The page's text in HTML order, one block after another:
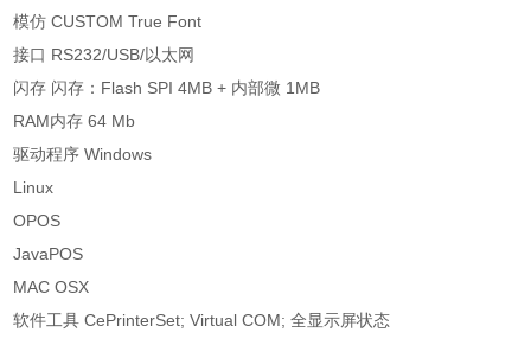
模仿 CUSTOM True Font
接口 RS232/USB/以太网
闪存 闪存：Flash SPI 4MB + 内部微 1MB
RAM内存 64 Mb
驱动程序 Windows
Linux
OPOS
JavaPOS
MAC OSX
软件工具 CePrinterSet; Virtual COM; 全显示屏状态